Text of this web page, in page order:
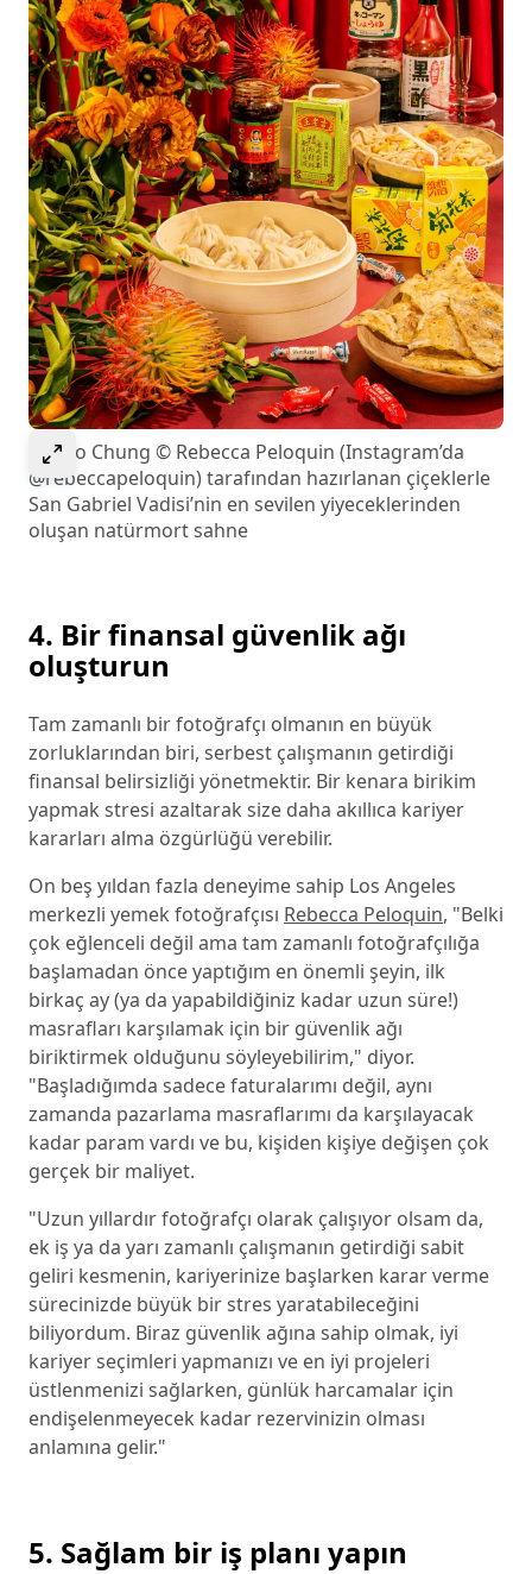
Görseli genişletmek için seçin
Studio Chung © Rebecca Peloquin (Instagram’da
@rebeccapeloquin) tarafından hazırlanan çiçeklerle
San Gabriel Vadisi’nin en sevilen yiyeceklerinden
oluşan natürmort sahne
4. Bir finansal güvenlik ağı
oluşturun
Tam zamanlı bir fotoğrafçı olmanın en büyük
zorluklarından biri, serbest çalışmanın getirdiği
finansal belirsizliği yönetmektir. Bir kenara birikim
yapmak stresi azaltarak size daha akıllıca kariyer
kararları alma özgürlüğü verebilir.
On beş yıldan fazla deneyime sahip Los Angeles
merkezli yemek fotoğrafçısı Rebecca Peloquin, "Belki
çok eğlenceli değil ama tam zamanlı fotoğrafçılığa
başlamadan önce yaptığım en önemli şeyin, ilk
birkaç ay (ya da yapabildiğiniz kadar uzun süre!)
masrafları karşılamak için bir güvenlik ağı
biriktirmek olduğunu söyleyebilirim," diyor.
"Başladığımda sadece faturalarımı değil, aynı
zamanda pazarlama masraflarımı da karşılayacak
kadar param vardı ve bu, kişiden kişiye değişen çok
gerçek bir maliyet.
"Uzun yıllardır fotoğrafçı olarak çalışıyor olsam da,
ek iş ya da yarı zamanlı çalışmanın getirdiği sabit
geliri kesmenin, kariyerinize başlarken karar verme
sürecinizde büyük bir stres yaratabileceğini
biliyordum. Biraz güvenlik ağına sahip olmak, iyi
kariyer seçimleri yapmanızı ve en iyi projeleri
üstlenmenizi sağlarken, günlük harcamalar için
endişelenmeyecek kadar rezervinizin olması
anlamına gelir."
5. Sağlam bir iş planı yapın